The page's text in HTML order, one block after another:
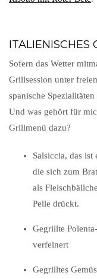
ITALIENISCHES
Sofern das Wetter
Grillsession unter
spanische
Und was gehört für
Grillmenü dazu?
Salsiccia, das
die sich zum
als
Pelle drückt.
Gegrillte
verfeinert
Gegrilltes